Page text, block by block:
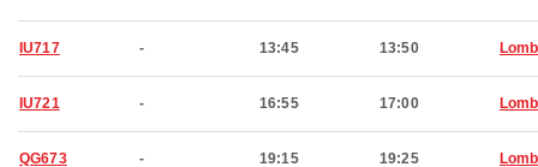
IU717 - 13:45 13:50
IU721 - 16:55 17:00
QG673 - 19:15 19:25